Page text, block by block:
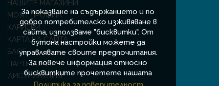
За показване на съдържанието и по
добро потребителско изживяване в
сайта, използваме "бисквитки". От
бутона настройки можете да
управлявате своите предпочитания.
За повече информация относно
бисквитките прочетете нашата
НАШИТЕ МАГАЗИНИ
МОЯТ ПРОФИЛ
КАРИЕРИ
КАРТА НА САЙТА
БЛОГ
ПАРТНЬОРИ
ДИСТРИБУЦИЯ